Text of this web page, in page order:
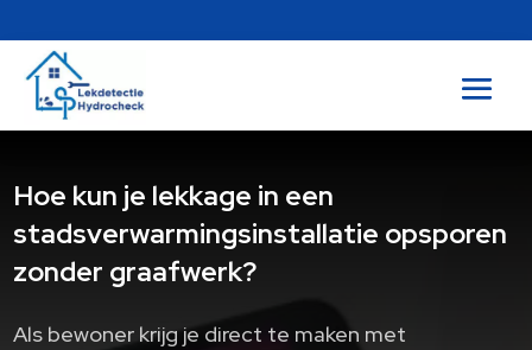
Hoe kun je lekkage in een
stadsverwarmingsinstallatie opsporen
zonder graafwerk?
Als bewoner krijg je direct te maken met